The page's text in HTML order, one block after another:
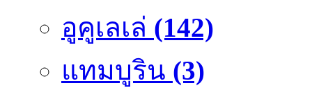
อูคูเลเล่ (142)
แทมบูริน (3)